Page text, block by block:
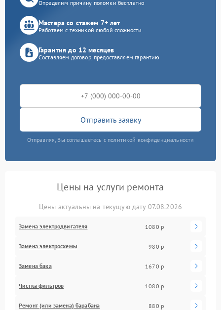
Определим причину поломки бесплатно
Мастера со стажем 7+ лет
Работаем с техникой любой сложности
Гарантия до 12 месяцев
Составляем договор, предоставляем гарантию
Отправить заявку
Отправляя, Вы соглашаетесь с политикой конфиденциальности
Цены на услуги ремонта
Цены актуальны на текущую дату 07.08.2026
Замена электродвигателя 1080 р
Замена электросхемы 980 р
Замена бака 1670 р
Чистка фильтров 1080 р
Ремонт (или замена) барабана 880 р